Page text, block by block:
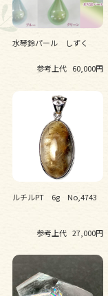
水琴鈴パール しずく
参考上代 60,000円
ルチルPT 6g No,4743
参考上代 27,000円